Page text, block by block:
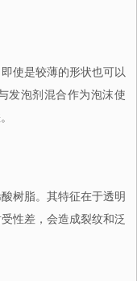
使是较薄的形状也可以
发泡剂混合作为泡沫使
树脂。其特征在于透明
性差，会造成裂纹和泛